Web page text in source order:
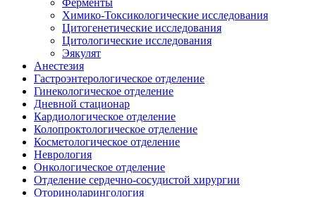
Ферменты
Химико-Токсикологические исследования
Цитогенетические исследования
Цитологические исследования
Эякулят
Анестезия
Гастроэнтерологическое отделение
Гинекологическое отделение
Дневной стационар
Кардиологическое отделение
Колопроктологическое отделение
Косметологическое отделение
Неврология
Онкологическое отделение
Отделение сердечно-сосудистой хирургии
Оториноларингология